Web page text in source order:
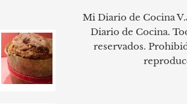
Mi Diario de Cocina
Diario de Cocina.
reservados.